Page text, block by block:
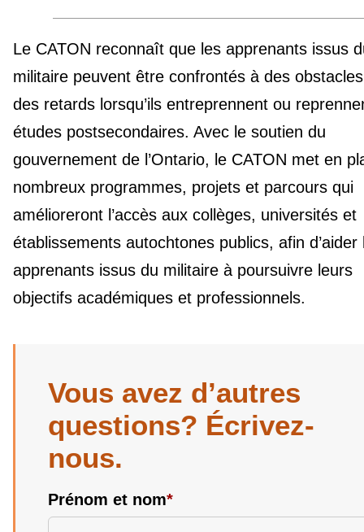
Le CATON reconnaît que les apprenants issus
militaire peuvent être confrontés à des
des retards lorsqu’ils entreprennent ou
études postsecondaires. Avec le soutien du
gouvernement de l’Ontario, le CATON met en
nombreux programmes, projets et parcours qui
amélioreront l’accès aux collèges, universités et
établissements autochtones publics, afin d’aider
apprenants issus du militaire à poursuivre leurs
objectifs académiques et professionnels.
Vous avez d’autres
questions? Écrivez-
nous.
Prénom et nom*